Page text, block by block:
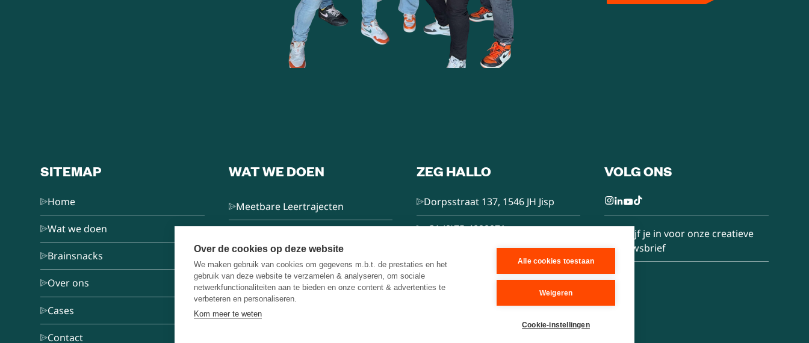
SITEMAP
Home
Wat we doen
Brainsnacks
Over ons
Cases
Contact
WAT WE DOEN
Meetbare Leertrajecten
Train de Trainer
Keynotes
ZEG HALLO
Dorpsstraat 137, 1546 JH Jisp
+31 (0)75-4000071
hello@brainbakery.com
VOLG ONS
Schrijf je in voor onze creatieve
nieuwsbrief
Over de cookies op deze website
We maken gebruik van cookies om gegevens m.b.t. de prestaties en het
gebruik van deze website te verzamelen & analyseren, om sociale
netwerkfunctionaliteiten aan te bieden en onze content & advertenties te
verbeteren en personaliseren.
Kom meer te weten
Alle cookies toestaan
Weigeren
Cookie-instellingen